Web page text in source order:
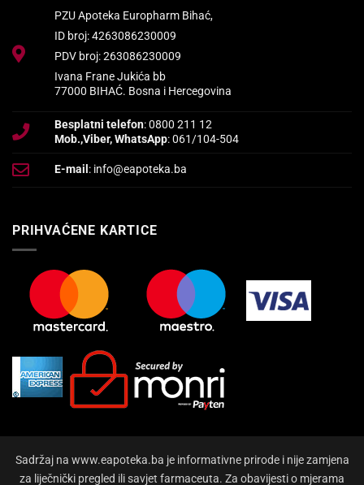
PZU Apoteka Europharm Bihać,
ID broj: 4263086230009
PDV broj: 263086230009
Ivana Frane Jukića bb
77000 BIHAĆ. Bosna i Hercegovina
Besplatni telefon: 0800 211 12
Mob.,Viber, WhatsApp: 061/104-504
E-mail : info@eapoteka.ba
PRIHVAĆENE KARTICE
Sadržaj na www.eapoteka.ba je informativne prirode i nije zamjena
za liječnički pregled ili savjet farmaceuta. Za obavijesti o mjerama